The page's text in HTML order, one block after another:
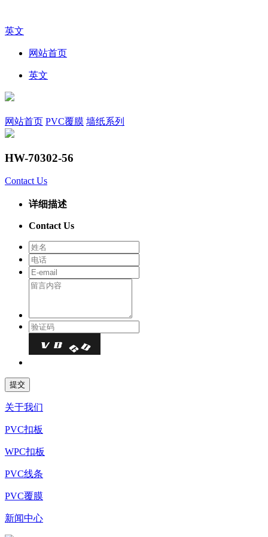
英文
网站首页
英文
网站首页 PVC覆膜 墙纸系列
HW-70302-56
Contact Us
详细描述
Contact Us
关于我们
PVC扣板
WPC扣板
PVC线条
PVC覆膜
新闻中心